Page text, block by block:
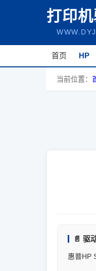
打印
首页 HP
当前位置：
📄 驱
惠普HP